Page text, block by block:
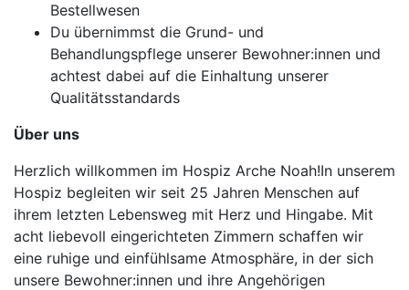
Bestellwesen
Du übernimmst die Grund- und
Behandlungspflege unserer Bewohner:innen und
achtest dabei auf die Einhaltung unserer
Qualitätsstandards
Über uns
Herzlich willkommen im Hospiz Arche Noah!In unserem
Hospiz begleiten wir seit 25 Jahren Menschen auf
ihrem letzten Lebensweg mit Herz und Hingabe. Mit
acht liebevoll eingerichteten Zimmern schaffen wir
eine ruhige und einfühlsame Atmosphäre, in der sich
unsere Bewohner:innen und ihre Angehörigen